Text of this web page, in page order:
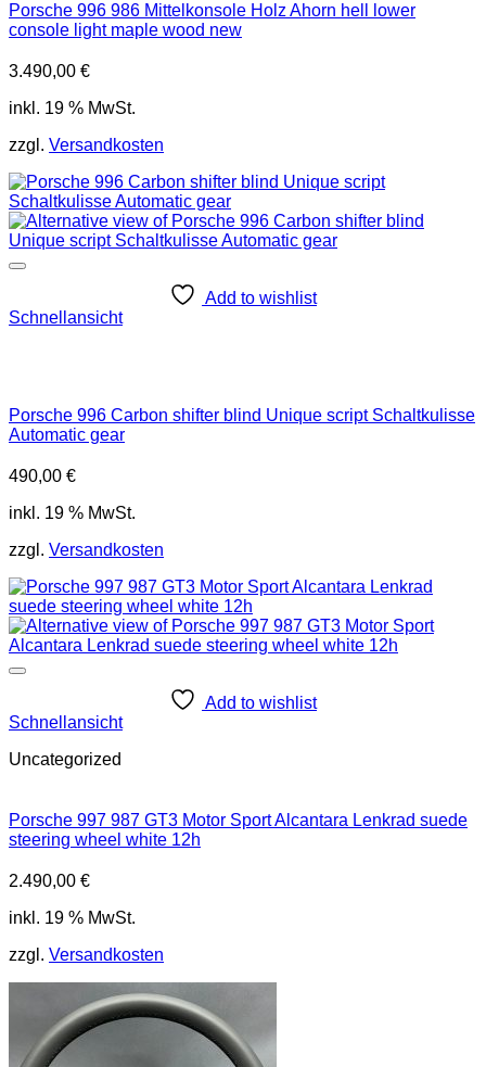
Porsche 996 986 Mittelkonsole Holz Ahorn hell lower
console light maple wood new
3.490,00 €
inkl. 19 % MwSt.
zzgl. Versandkosten
Add to wishlist
Schnellansicht
Porsche 996 Carbon shifter blind Unique script Schaltkulisse
Automatic gear
490,00 €
inkl. 19 % MwSt.
zzgl. Versandkosten
Add to wishlist
Schnellansicht
Uncategorized
Porsche 997 987 GT3 Motor Sport Alcantara Lenkrad suede
steering wheel white 12h
2.490,00 €
inkl. 19 % MwSt.
zzgl. Versandkosten